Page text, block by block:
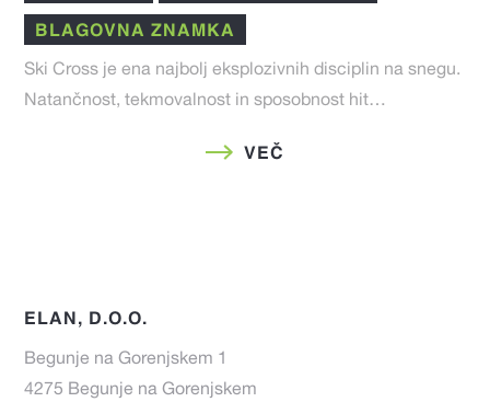
BLAGOVNA ZNAMKA
Ski Cross je ena najbolj eksplozivnih disciplin na snegu.
Natančnost, tekmovalnost in sposobnost hit…
VEČ
ELAN, D.O.O.
Begunje na Gorenjskem 1
4275 Begunje na Gorenjskem